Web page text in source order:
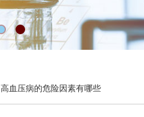
高血压病的危险因素有哪些